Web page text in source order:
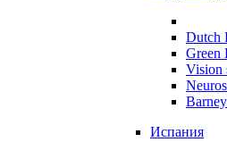
Dutch
Green
Vision
Испания